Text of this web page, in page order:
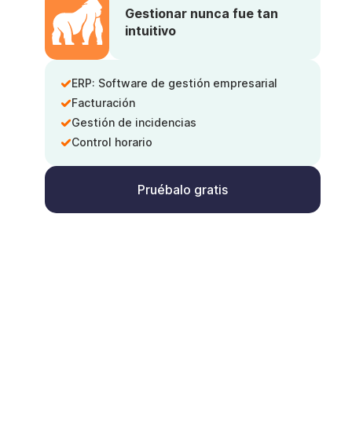
Gestionar nunca fue tan
intuitivo
ERP: Software de gestión empresarial
Facturación
Gestión de incidencias
Control horario
Pruébalo gratis